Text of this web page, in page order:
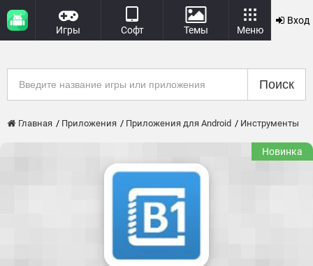
Игры Софт Темы Меню
Вход
Поиск
Главная Приложения Приложения для Android Инструменты
Новинка